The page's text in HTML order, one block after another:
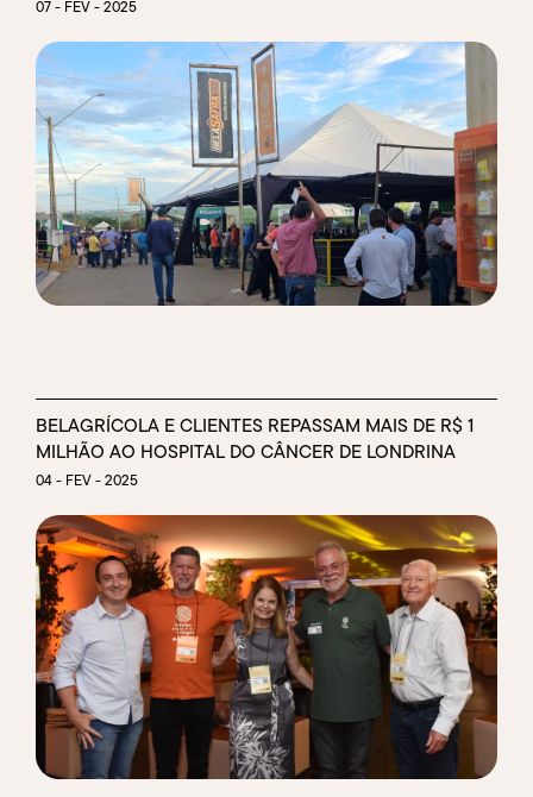
07 - FEV - 2025
BELAGRÍCOLA E CLIENTES REPASSAM MAIS DE R$ 1
MILHÃO AO HOSPITAL DO CÂNCER DE LONDRINA
04 - FEV - 2025